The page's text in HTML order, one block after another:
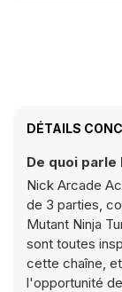
DÉTAILS
De quoi parle
Nick Arcade
de 3 parties,
Mutant Ninja
sont toutes
cette chaîne,
l'opportunité